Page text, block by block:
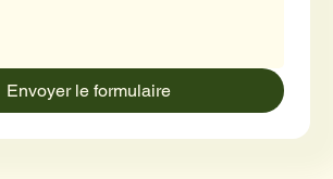
Envoyer le formulaire